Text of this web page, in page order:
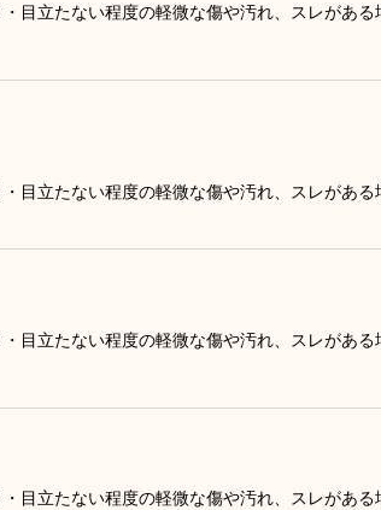
目立たない程度の軽微な傷や汚れ、スレがある
目立たない程度の軽微な傷や汚れ、スレがある
目立たない程度の軽微な傷や汚れ、スレがある
目立たない程度の軽微な傷や汚れ、スレがある